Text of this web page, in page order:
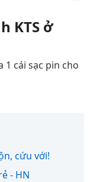
KTS ở
1 cái sạc pin cho
cứu với!
- HN